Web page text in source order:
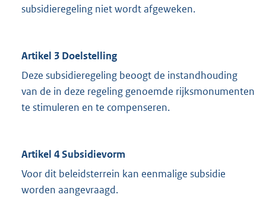
subsidieregeling niet wordt afgeweken.
Artikel 3 Doelstelling
Deze subsidieregeling beoogt de instandhouding
van de in deze regeling genoemde rijksmonumenten
te stimuleren en te compenseren.
Artikel 4 Subsidievorm
Voor dit beleidsterrein kan eenmalige subsidie
worden aangevraagd.